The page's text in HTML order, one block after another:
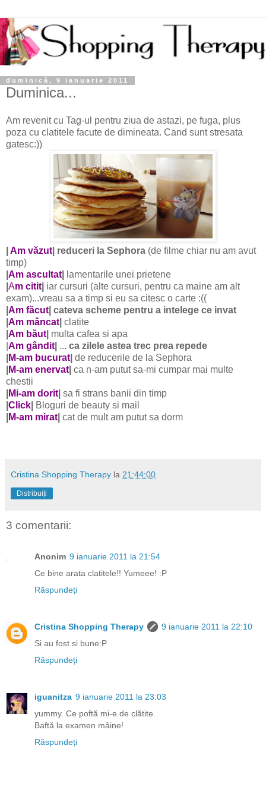
duminică, 9 ianuarie 2011
Duminica...
Am revenit cu Tag-ul pentru ziua de astazi, pe fuga, plus
poza cu clatitele facute de dimineata. Cand sunt stresata
gatesc:))
Am văzut | reduceri la Sephora (de filme chiar nu am avut
timp)
Am ascultat
lamentarile unei prietene
Am citit iar cursuri (alte cursuri, pentru ca maine am alt
exam)...vreau sa a timp si eu sa citesc o carte :((
Am făcut | cateva scheme pentru a intelege ce invat
Am mâncat clatite
Am băut multa cafea si apa
Am gândit ... ca zilele astea trec prea repede
M-am bucurat de reducerile de la Sephora
M-am enervat ca n-am putut sa-mi cumpar mai multe
chestii
Mi-am dorit sa fi strans banii din timp
Click Bloguri de beauty si mail
M-am mirat cat de mult am putut sa dorm
Cristina Shopping Therapy la 21:44:00
Distribuiți
3 comentarii:
Anonim 9 ianuarie 2011 la 21:54
Ce bine arata clatitele!! Yumeee! :P
Răspundeți
Cristina Shopping Therapy
9 ianuarie 2011 la 22:10
Si au fost si bune:P
Răspundeți
iguanitza 9 ianuarie 2011 la 23:03
yummy. Ce poftă mi-e de clătite.
Baftă la examen mâine!
Răspundeți